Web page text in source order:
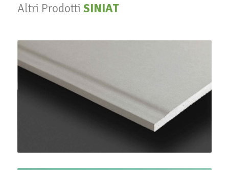
Altri Prodotti SINIAT
PregyPlac Plus BA13
SINIAT